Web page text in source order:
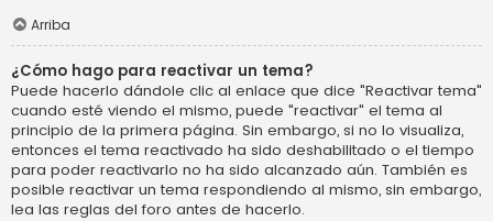
Arriba
¿Cómo hago para reactivar un tema?
Puede hacerlo dándole clic al enlace que dice "Reactivar tema"
cuando esté viendo el mismo, puede "reactivar" el tema al
principio de la primera página. Sin embargo, si no lo visualiza,
entonces el tema reactivado ha sido deshabilitado o el tiempo
para poder reactivarlo no ha sido alcanzado aún. También es
posible reactivar un tema respondiendo al mismo, sin embargo,
lea las reglas del foro antes de hacerlo.